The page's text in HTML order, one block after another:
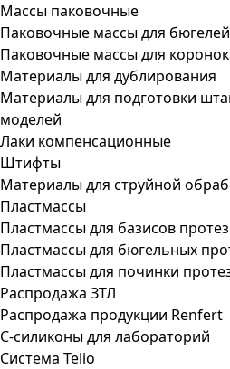
Массы паковочные
Паковочные массы для бюгелей
Паковочные массы для
Материалы для дублирования
Материалы для подготовки
моделей
Лаки компенсационные
Штифты
Материалы для струйной
Пластмассы
Пластмассы для базисов
Пластмассы для бюгельных
Пластмассы для починки
Распродажа ЗТЛ
Распродажа продукции Renfert
С-силиконы для лабораторий
Система Telio